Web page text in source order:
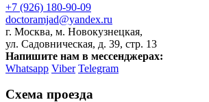
+7 (926) 180-90-09
doctoramjad@yandex.ru
г. Москва, м. Новокузнецкая,
ул. Садовническая, д. 39, стр. 13
Напишите нам в мессенджерах:
Whatsapp Viber Telegram
Схема проезда